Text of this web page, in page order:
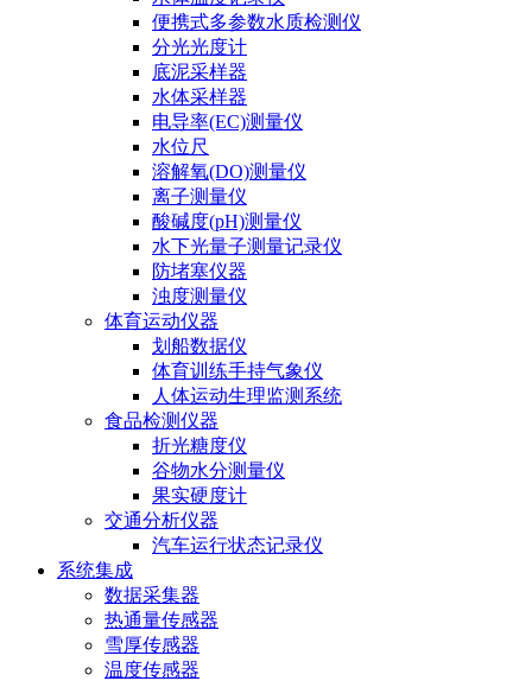
便携式多参数水质检测仪
分光光度计
底泥采样器
水体采样器
电导率(EC)测量仪
水位尺
溶解氧(DO)测量仪
离子测量仪
酸碱度(pH)测量仪
水下光量子测量记录仪
防堵塞仪器
浊度测量仪
体育运动仪器
划船数据仪
体育训练手持气象仪
人体运动生理监测系统
食品检测仪器
折光糖度仪
谷物水分测量仪
果实硬度计
交通分析仪器
汽车运行状态记录仪
系统集成
数据采集器
热通量传感器
雪厚传感器
温度传感器